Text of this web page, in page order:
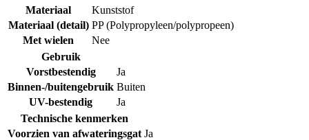
Materiaal
Kunststof
Materiaal (detail) PP (Polypropyleen/polypropeen)
Met wielen
Nee
Gebruik
Vorstbestendig
Ja
Binnen-/buitengebruik Buiten
UV-bestendig
Ja
Technische kenmerken
Voorzien van afwateringsgat Ja